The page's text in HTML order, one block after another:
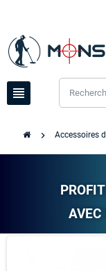
view_headline
chevron_right Accessoires
AVEC